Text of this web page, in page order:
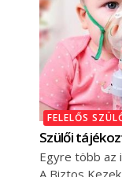
FELELŐS
Szülői
Egyre több az